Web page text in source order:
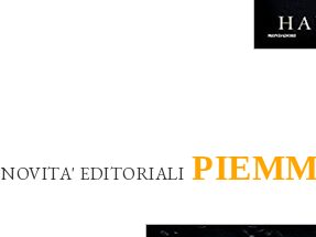
NOVITA' EDITORIALI